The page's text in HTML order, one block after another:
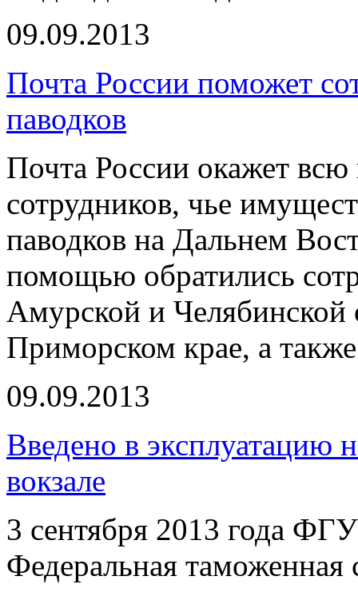
09.09.2013
Почта России поможет
паводков
Почта России окажет
сотрудников, чье
паводков на Дальнем
помощью обратились
Амурской и Челябинской
Приморском крае, а
09.09.2013
Введено в
вокзале
3 сентября 2013 года
Федеральная